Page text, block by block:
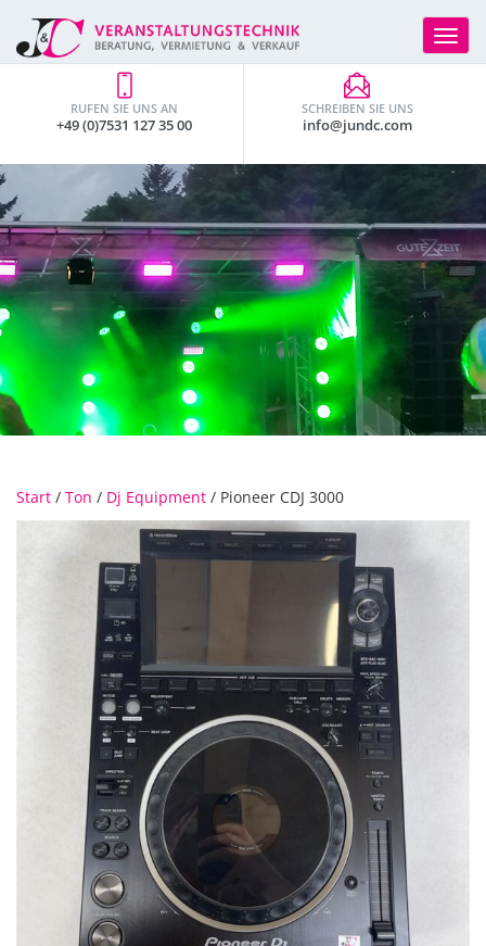
Toggle
SCHREIBEN SIE UNS
info@jundc.com
RUFEN SIE UNS AN
+49 (0)7531 127 35 00
Start / Ton / Dj Equipment / Pioneer CDJ 3000